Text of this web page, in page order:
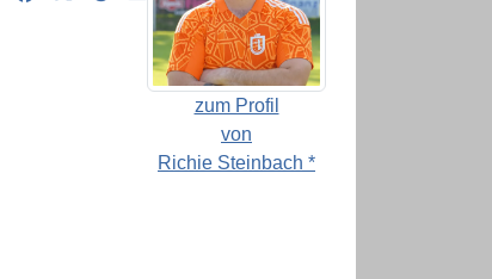
zum Profil
von
Richie Steinbach *